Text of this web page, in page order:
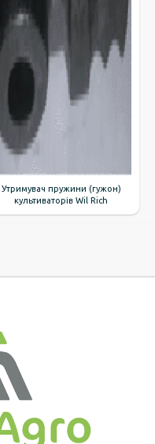
Утримувач пружини (гужон)
культиваторів Wil Rich